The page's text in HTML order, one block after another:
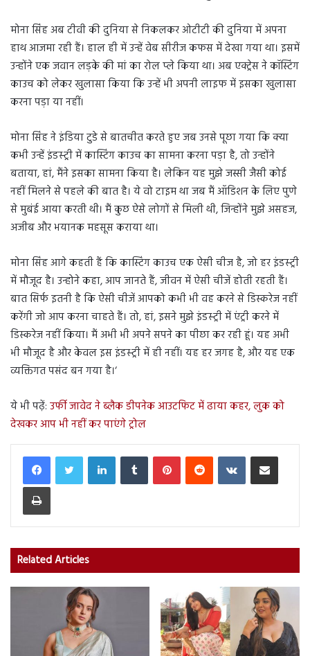
मोना सिंह अब टीवी की दुनिया से निकलकर ओटीटी की दुनिया में अपना
हाथ आजमा रही हैं। हाल ही में उन्हें वेब सीरीज कफस में देखा गया था। इसमें
उन्होंने एक जवान लड़के की मां का रोल प्ले किया था। अब एक्ट्रेस ने कॉस्टिंग
काउच को लेकर खुलासा किया कि उन्हें भी अपनी लाइफ में इसका खुलासा
करना पड़ा या नहीं।
मोना सिंह ने इंडिया टुडे से बातचीत करते हुए जब उनसे पूछा गया कि क्या
कभी उन्हें इंडस्ट्री में कास्टिंग काउच का सामना करना पड़ा है, तो उन्होंने
बताया, हां, मैंने इसका सामना किया है। लेकिन यह मुझे जस्सी जैसी कोई
नहीं मिलने से पहले की बात है। ये वो टाइम था जब मैं ऑडिशन के लिए पुणे
से मुबंई आया करती थी। मैं कुछ ऐसे लोगों से मिली थी, जिन्होंने मुझे असहज,
अजीब और भयानक महसूस कराया था।
मोना सिंह आगे कहती हैं कि कास्टिंग काउच एक ऐसी चीज है, जो हर इंडस्ट्री
में मौजूद है। उन्होने कहा, आप जानते हैं, जीवन में ऐसी चीजें होती रहती हैं।
बात सिर्फ इतनी है कि ऐसी चीजें आपको कभी भी वह करने से डिस्करेज नहीं
करेंगी जो आप करना चाहते हैं। तो, हां, इसने मुझे इंडस्ट्री में एंट्री करने में
डिस्करेज नहीं किया। मैं अभी भी अपने सपने का पीछा कर रही हूं। यह अभी
भी मौजूद है और केवल इस इंडस्ट्री में ही नहीं। यह हर जगह है, और यह एक
व्यक्तिगत पसंद बन गया है।‘
ये भी पढ़ें: उर्फी जावेद ने ब्लैक डीपनेक आउटफिट में ढाया कहर, लुक को
देखकर आप भी नहीं कर पाएंगे ट्रोल
LinkedInTumblr PinterestReddit VKontakteShare via Email
Print
Related Articles